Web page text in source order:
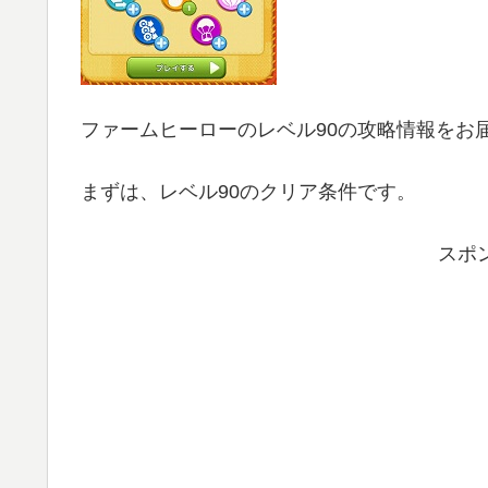
ファームヒーローのレベル90の攻略情報をお
まずは、レベル90のクリア条件です。
スポ